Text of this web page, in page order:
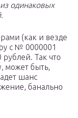
одинаковых
(как и везде
с № 0000001
Так что
может быть,
шанс
банально